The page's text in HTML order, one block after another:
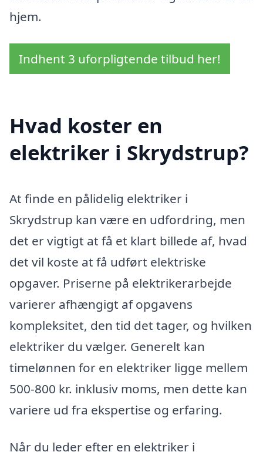
hjem.
Indhent 3 uforpligtende tilbud her!
Hvad koster en
elektriker i Skrydstrup?
At finde en pålidelig elektriker i
Skrydstrup kan være en udfordring, men
det er vigtigt at få et klart billede af, hvad
det vil koste at få udført elektriske
opgaver. Priserne på elektrikerarbejde
varierer afhængigt af opgavens
kompleksitet, den tid det tager, og hvilken
elektriker du vælger. Generelt kan
timelønnen for en elektriker ligge mellem
500-800 kr. inklusiv moms, men dette kan
variere ud fra ekspertise og erfaring.
Når du leder efter en elektriker i